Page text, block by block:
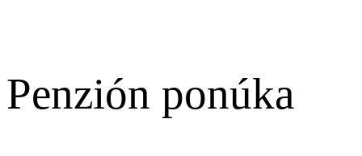
Penzión ponúka